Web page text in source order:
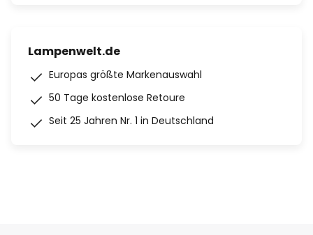
Lampenwelt.de
Europas größte Markenauswahl
50 Tage kostenlose Retoure
Seit 25 Jahren Nr. 1 in Deutschland